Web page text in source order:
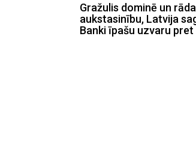
Gražulis dominē un rāda
aukstasinību, Latvija
Banki īpašu uzvaru